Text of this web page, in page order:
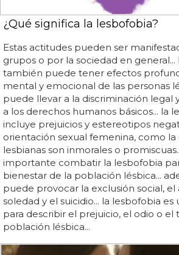
¿Qué significa la lesbofobia?
Estas actitudes pueden ser
grupos o por la sociedad en
también puede tener efectos
mental y emocional de las personas
puede llevar a la discriminación legal
a los derechos humanos básicos... la
incluye prejuicios y estereotipos
orientación sexual femenina, como
lesbianas son inmorales o
importante combatir la lesbofobia
bienestar de la población lésbica...
puede provocar la exclusión social, el
soledad y el suicidio... la lesbofobia
para describir el prejuicio, el odio o el
población lésbica...